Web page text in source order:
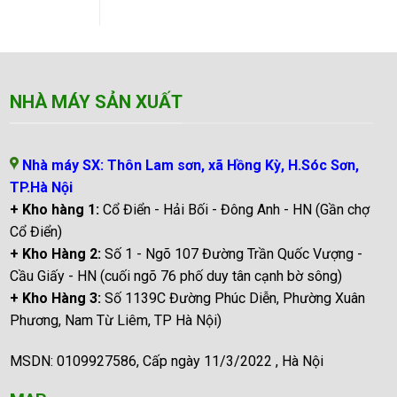
NHÀ MÁY SẢN XUẤT
Nhà máy SX: Thôn Lam sơn, xã Hồng Kỳ, H.Sóc Sơn,
TP.Hà Nội
+ Kho hàng 1:Cổ Điển - Hải Bối - Đông Anh - HN (Gần chợ
Cổ Điển)
+ Kho Hàng 2:Số 1 - Ngõ 107 Đường Trần Quốc Vượng -
Cầu Giấy - HN (cuối ngõ 76 phố duy tân cạnh bờ sông)
+ Kho Hàng 3:Số 1139C Đường Phúc Diễn, Phường Xuân
Phương, Nam Từ Liêm, TP Hà Nội)
MSDN: 0109927586, Cấp ngày 11/3/2022 , Hà Nội